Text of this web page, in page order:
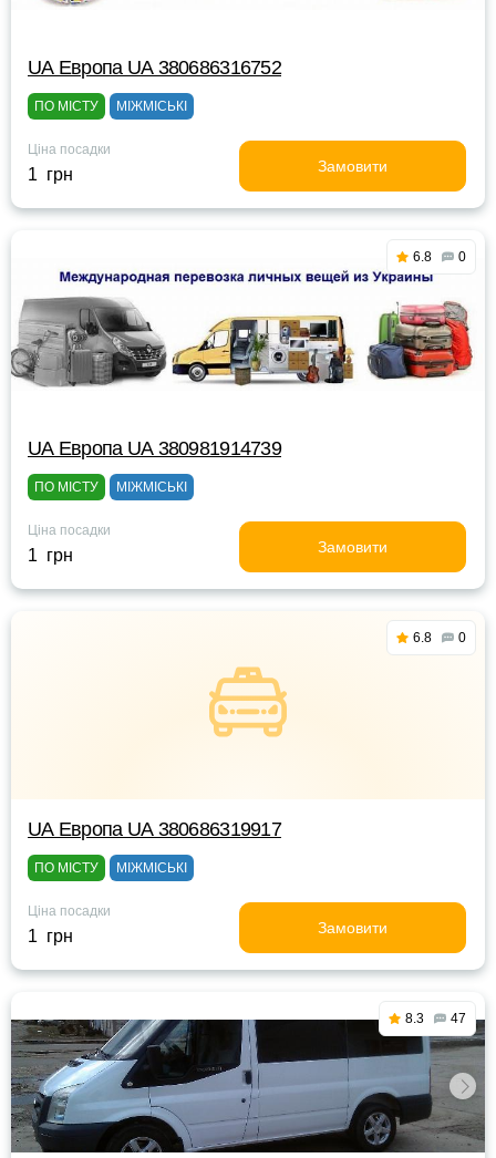
UА Европа UА 380686316752
ПО МІСТУ МІЖМІСЬКІ
Ціна посадки
1 грн Замовити
6.8 0
UА Европа UА 380981914739
ПО МІСТУ МІЖМІСЬКІ
Ціна посадки
1 грн Замовити
6.8 0
UА Европа UА 380686319917
ПО МІСТУ МІЖМІСЬКІ
Ціна посадки
1 грн Замовити
8.3 47